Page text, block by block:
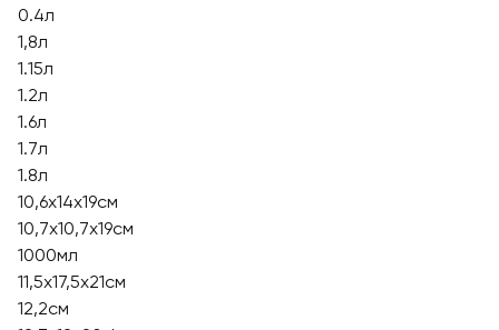
0.4л
1,8л
1.15л
1.2л
1.6л
1.7л
1.8л
10,6х14х19см
10,7х10,7х19см
1000мл
11,5х17,5х21см
12,2см